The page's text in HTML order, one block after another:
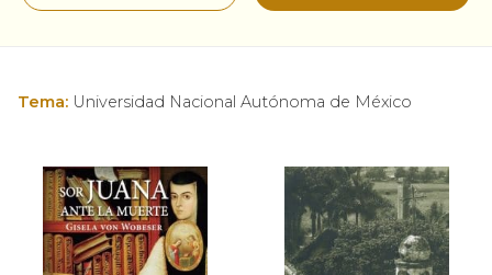
Tema: Universidad Nacional Autónoma de México